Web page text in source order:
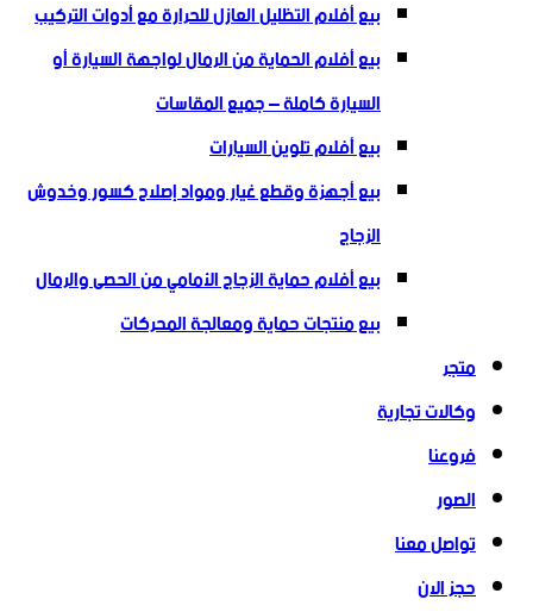
بيع أفلام التظليل العازل للحرارة مع أدوات التركيب
بيع أفلام الحماية من الرمال لواجهة السيارة أو
السيارة كاملة – جميع المقاسات
بيع أفلام تلوين السيارات
بيع أجهزة وقطع غيار ومواد إصلاح كسور وخدوش
الزجاج
بيع أفلام حماية الزجاج الأمامي من الحصى والرمال
بيع منتجات حماية ومعالجة المحركات
متجر
وكالات تجارية
فروعنا
الصور
تواصل معنا
حجز الان